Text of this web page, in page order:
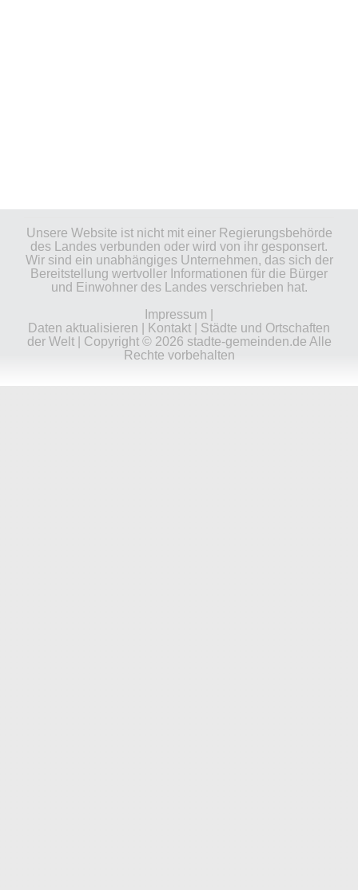
Unsere Website ist nicht mit einer Regierungsbehörde
des Landes verbunden oder wird von ihr gesponsert.
Wir sind ein unabhängiges Unternehmen, das sich der
Bereitstellung wertvoller Informationen für die Bürger
und Einwohner des Landes verschrieben hat.
Impressum
Daten aktualisieren
Kontakt
Städte und Ortschaften
der Welt| Copyright © 2026 stadte-gemeinden.de Alle
Rechte vorbehalten